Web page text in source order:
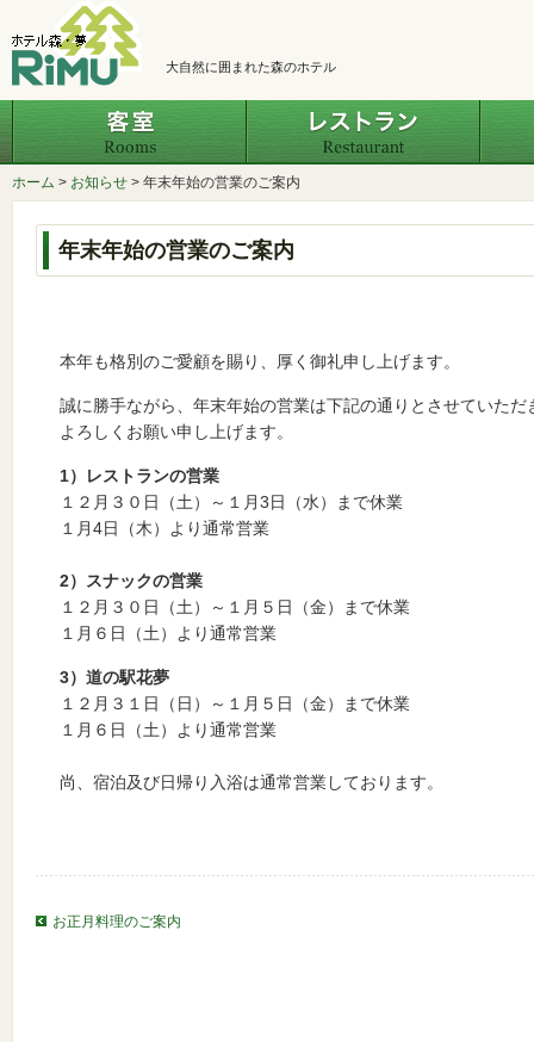
大自然に囲まれた森のホテル
客室 レスト
ホーム > お知らせ > 年末年始の営業のご案内
年末年始の営業のご案内
本年も格別のご愛顧を賜り、厚く御礼申し上げます。
誠に勝手ながら、年末年始の営業は下記の通りとさせていただ
よろしくお願い申し上げます。
1）レストランの営業
１２月３０日（土）～１月3日（水）まで休
１月4日（木）より通常営業
2）スナックの営業
１２月３０日（土）～１月５日（金）まで休業
１月６日（土）より通常営業
3）道の駅花夢
１２月３１日（日）～１月５日（金）まで休業
１月６日（土）より通常営業
尚、宿泊及び日帰り入浴は通常営業しております。
お正月料理のご案内